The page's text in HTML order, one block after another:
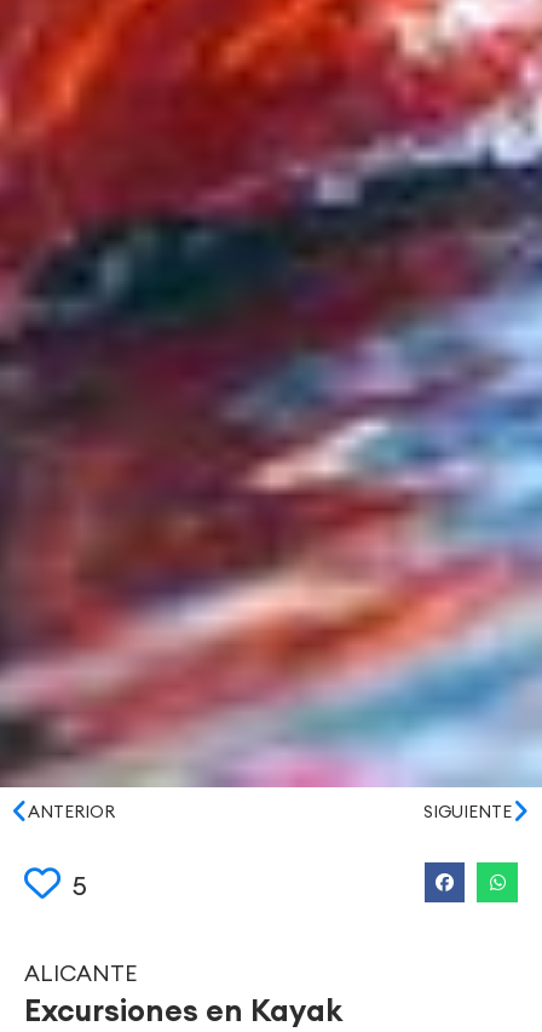
ANTERIOR SIGUIENTE
5
ALICANTE
Excursiones en Kayak